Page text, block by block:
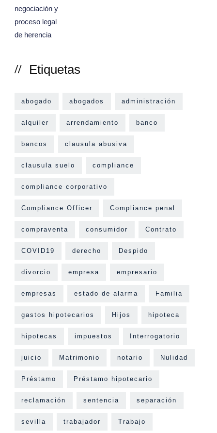
Etiquetas
abogado abogados administración
alquiler arrendamiento banco
bancos clausula abusiva
clausula suelo compliance
compliance corporativo
Compliance Officer Compliance penal
compraventa consumidor Contrato
COVID19 derecho Despido
divorcio empresa empresario
empresas estado de alarma Familia
gastos hipotecarios Hijos hipoteca
hipotecas impuestos Interrogatorio
juicio Matrimonio notario Nulidad
Préstamo Préstamo hipotecario
reclamación sentencia separación
sevilla trabajador Trabajo